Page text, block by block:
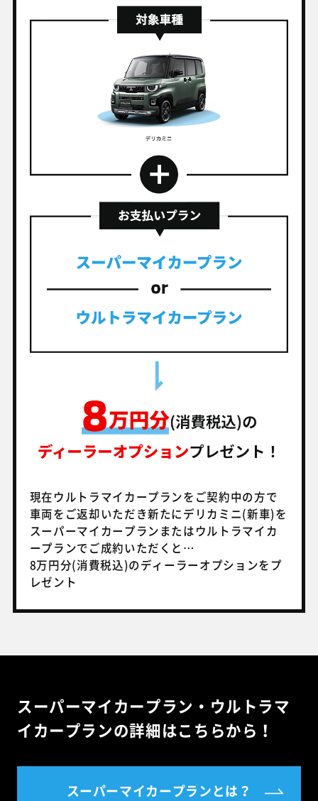
現在ウルトラマイカープランをご契約中の方で
車両をご返却いただき新たにデリカミニ(新車)を
スーパーマイカープランまたはウルトラマイカ
ープランでご成約いただくと…
8万円分(消費税込)のディーラーオプションをプ
レゼント
スーパーマイカープラン・ウルトラマ
イカープランの詳細はこちらから！
スーパーマイカープランとは？